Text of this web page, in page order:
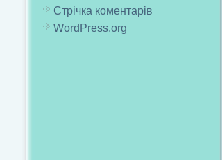
Стрічка коментарів
WordPress.org